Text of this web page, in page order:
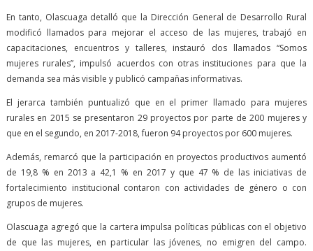
En tanto, Olascuaga detalló que la Dirección General de Desarrollo Rural
modificó llamados para mejorar el acceso de las mujeres, trabajó en
capacitaciones, encuentros y talleres, instauró dos llamados “Somos
mujeres rurales”, impulsó acuerdos con otras instituciones para que la
demanda sea más visible y publicó campañas informativas.
El jerarca también puntualizó que en el primer llamado para mujeres
rurales en 2015 se presentaron 29 proyectos por parte de 200 mujeres y
que en el segundo, en 2017-2018, fueron 94 proyectos por 600 mujeres.
Además, remarcó que la participación en proyectos productivos aumentó
de 19,8 % en 2013 a 42,1 % en 2017 y que 47 % de las iniciativas de
fortalecimiento institucional contaron con actividades de género o con
grupos de mujeres.
Olascuaga agregó que la cartera impulsa políticas públicas con el objetivo
de que las mujeres, en particular las jóvenes, no emigren del campo.